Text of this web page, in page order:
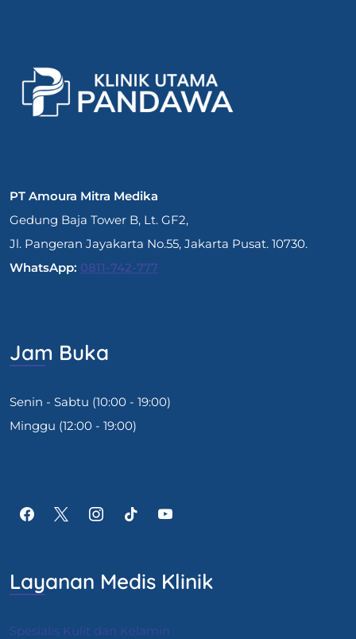
PT Amoura Mitra Medika
Gedung Baja Tower B, Lt. GF2,
Jl. Pangeran Jayakarta No.55, Jakarta Pusat. 10730.
WhatsApp: 0811-742-777
Jam Buka
Senin - Sabtu (10:00 - 19:00)
Minggu (12:00 - 19:00)
Layanan Medis Klinik
Spesialis Kulit dan Kelamin